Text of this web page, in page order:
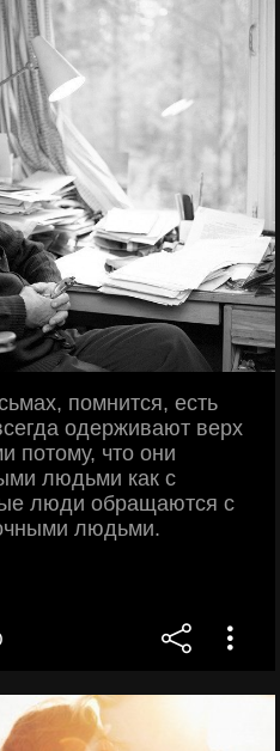
помнится, есть
одерживают верх
потому, что они
людьми как с
люди обращаются с
людьми.